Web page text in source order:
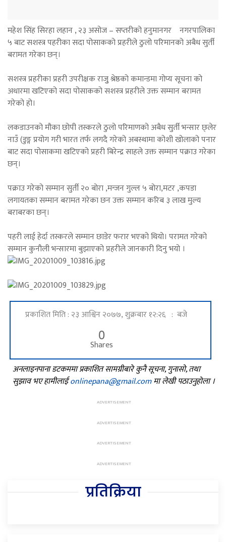
महेश सिंह सिरहा लहान , २३ असोज – सप्तरीको हनुमानगर नगरपालिका
५ बाट सशस्त्र पहरीका सदा पोसाकको प्रहरीले ठुलो परिमानको अबैध सुर्ती
बरामत गरेका छन्।
सशस्त्र प्रहरीका प्रहरी उपरीक्षक राजुु श्रेष्ठको कमान्डमा गोप्य सूचना को
अधारमा खटिएको सदा पोसाकको सशस्त्र प्रहरीले उक्त सम्मान बरामत
गरेको हो।
लकडाउनको मौका छोपी तस्करले ठुलो परिमाणको अबैध सुर्ती भन्सार छ्लेर
नाउँ (डुङ्ग प्रयोग गरी भारत तर्फ लगदै गरेको अबस्थामा कोशी खोलाको पनार
बाट सदा पोसाकमा खटिएको प्रहरी बिरेन्द्र साहले उक्त सम्मान पक्राउ गरेका
छन्।
पक्राउ गरेको सम्मान सुर्ती २० बोरा ,मन्जन गुल्ल ५ बोरा,मटर ,कपडा
लगायतका सम्मान बरामत गरेका छन उक्त सम्मान करिब ३ लाख मुल्य
बराबरका छन्।
पहरी लाई हेर्दा तस्करले सम्मान छाडेर फरार भएको थियो। परामत गरेको
सम्मान कुनौली भन्सारमा बुझाएको प्रहरीले जानकारी दिनु भयो ।
प्रकाशित मिति : २३ आश्विन २०७७, शुक्रबार १२:२६ : बजे
0
Shares
अनलाइनपाना डटकममा प्रकाशित सामग्रीबारे कुनै सूचना, गुनासो, तथा
सुझाव भए हामीलाईonlinepana@gmail.comमा लेखी पठाउनुहोला ।
प्रतिक्रिया